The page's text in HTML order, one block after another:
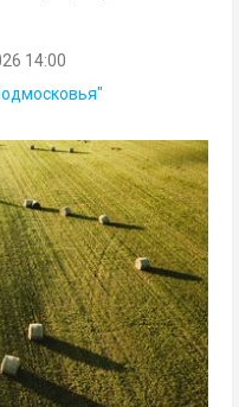
14:00